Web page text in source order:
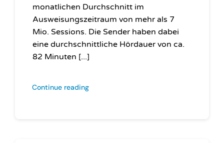
monatlichen Durchschnitt im
Ausweisungszeitraum von mehr als 7
Mio. Sessions. Die Sender haben dabei
eine durchschnittliche Hördauer von ca.
82 Minuten [...]
Continue reading